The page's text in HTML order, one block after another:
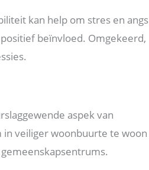
kan help om stres en angs
beïnvloed. Omgekeerd,
aspek van
in veiliger woonbuurte te woon